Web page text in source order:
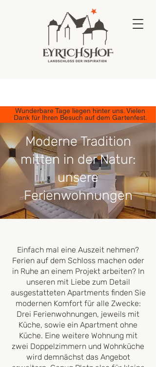
Wunderbare Tage liegen hinter uns. Vielen
Dank für Ihren Besuch auf dem Gartenfest.
Moderne Tradition
mitten in der Natur:
unsere
Ferienwohnungen
Einfach mal eine Auszeit nehmen?
Ferien auf dem Schloss machen oder
in Ruhe an einem Projekt arbeiten? In
unseren mit Liebe zum Detail
ausgestatteten Apartments finden Sie
modernen Komfort für alle Zwecke:
Drei Ferienwohnungen, jeweils mit
Küche, sowie ein Apartment ohne
Küche. Eine weitere Wohnung mit
zwei Doppelzimmern und Wohnküche
wird demnächst das Angebot